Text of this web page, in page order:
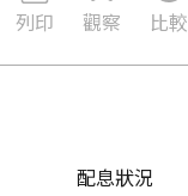
列印 觀察 比較
配息狀況